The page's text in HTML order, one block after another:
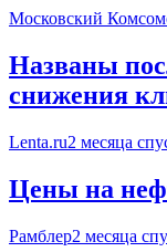
Московский
Названы
снижения
Lenta.ru2 месяца
Цены на
Рамблер2 месяца